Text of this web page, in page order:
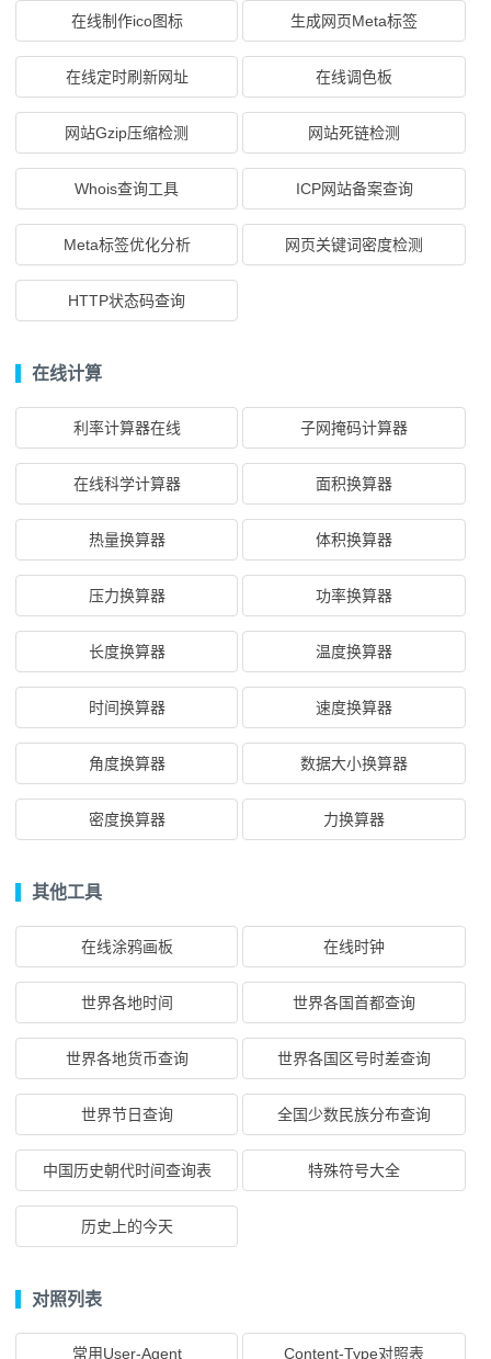
在线制作ico图标 生成网页Meta标签
在线定时刷新网址 在线调色板
网站Gzip压缩检测 网站死链检测
Whois查询工具 ICP网站备案查询
Meta标签优化分析 网页关键词密度检测
HTTP状态码查询
在线计算
利率计算器在线 子网掩码计算器
在线科学计算器 面积换算器
热量换算器 体积换算器
压力换算器 功率换算器
长度换算器 温度换算器
时间换算器 速度换算器
角度换算器 数据大小换算器
密度换算器 力换算器
其他工具
在线涂鸦画板 在线时钟
世界各地时间 世界各国首都查询
世界各地货币查询 世界各国区号时差查询
世界节日查询 全国少数民族分布查询
中国历史朝代时间查询表 特殊符号大全
历史上的今天
对照列表
常用User-Agent Content-Type对照表